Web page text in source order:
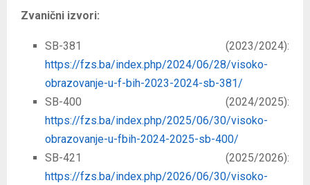
Zvanični izvori:
SB-381 (2023/2024):
https://fzs.ba/index.php/2024/06/28/visoko-
obrazovanje-u-f-bih-2023-2024-sb-381/
SB-400 (2024/2025):
https://fzs.ba/index.php/2025/06/30/visoko-
obrazovanje-u-fbih-2024-2025-sb-400/
SB-421 (2025/2026):
https://fzs.ba/index.php/2026/06/30/visoko-